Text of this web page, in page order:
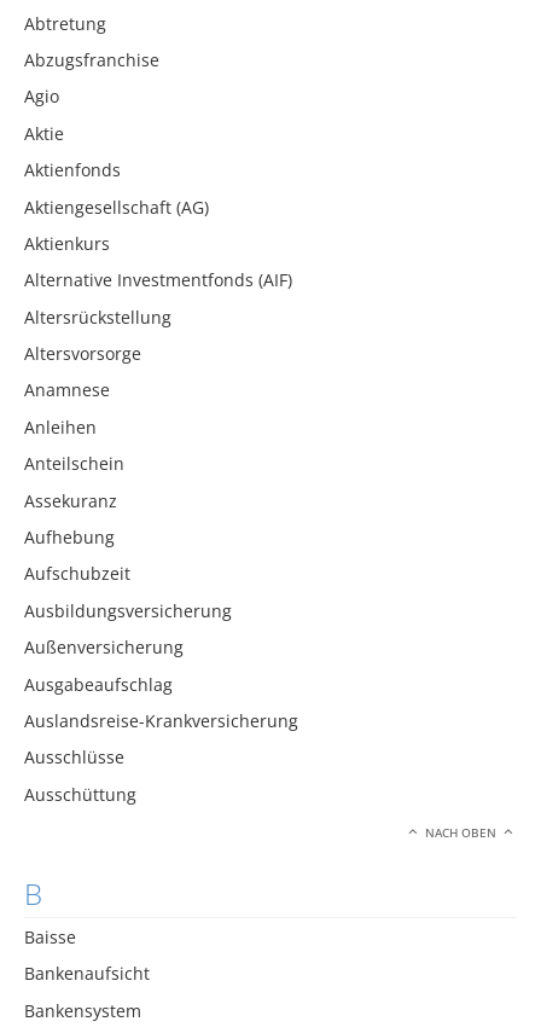
Abtretung
Abzugsfranchise
Agio
Aktie
Aktienfonds
Aktiengesellschaft (AG)
Aktienkurs
Alternative Investmentfonds (AIF)
Altersrückstellung
Altersvorsorge
Anamnese
Anleihen
Anteilschein
Assekuranz
Aufhebung
Aufschubzeit
Ausbildungsversicherung
Außenversicherung
Ausgabeaufschlag
Auslandsreise-Krankversicherung
Ausschlüsse
Ausschüttung
NACH OBEN
B
Baisse
Bankenaufsicht
Bankensystem